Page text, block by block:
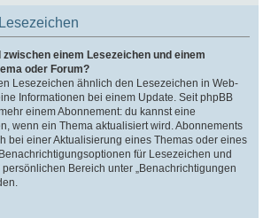
einem Lesezeichen und einem
oder Forum?
Lesezeichen ähnlich den Lesezeichen in Web-
Informationen bei einem Update. Seit phpBB
einem Abonnement: du kannst eine
wenn ein Thema aktualisiert wird. Abonnements
bei einer Aktualisierung eines Themas oder eines
für Lesezeichen und
Bereich unter „Benachrichtigungen